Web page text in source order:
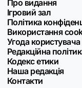
Про видання
Ігровий зал
Політика
Використання
Угода користувача
Редакційна
Кодекс етики
Наша редакція
Контакти